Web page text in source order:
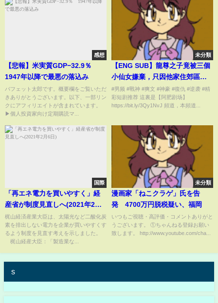
感想
【悲報】米実質GDP−32.9％
1947年以降で最悪の落込み
バフェット太郎です。概要欄をご覧いただ
きありがとうございます。以下、一部リン
クにアフィリエイトが含まれています。
▶個人投資家向け定期購読マ...
未分類
【ENG SUB】龍尊之子竟被三個
小仙女嫌棄，只因他家住郊區村
子裏還天天睡大覺，他爹一氣之
下直接趕他下山去迎娶首富之
女，誰知意外打開了他的任督二
頻 #戰神 #短劇
#男频 #戰神 #爽文 #神豪 #復仇 #逆袭 #精
彩短剧推荐 這裏是【阿肥剧场】
https://bit.ly/3Qy1NvJ 頻道，本頻道...
国際
「再エネ電力を買いやすく」経
産省が制度見直しへ(2021年2月6
日)
梶山経済産業大臣は、太陽光など二酸化炭
素を排出しない電力を企業が買いやすくす
るよう制度を見直す考えを示しました。
梶山経産大臣：「製造業な...
未分類
漫画家「ねこクラゲ」氏を告
発 4700万円脱税疑い、福岡
いつもご視聴・高評価・コメントありがと
うございます。 ①ちゃんねる登録お願い
致します。 http://www.youtube.com/cha...
s